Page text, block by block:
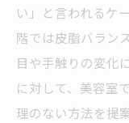
い」と言われるケ
階では皮脂バラン
目や手触りの変化
に対して、美容室
理のない方法を提